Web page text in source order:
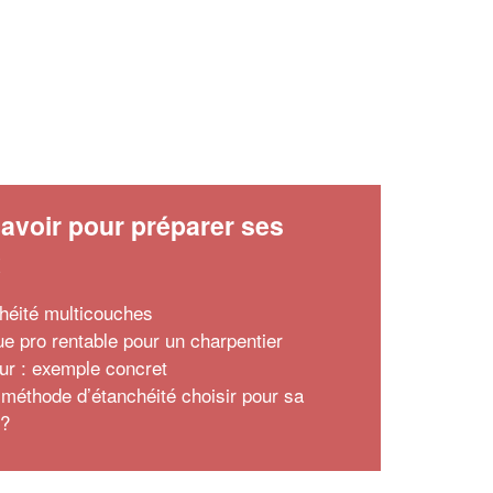
pour préparer ses
multicouches
pro rentable pour un charpentier
: exemple concret
d’étanchéité choisir pour sa